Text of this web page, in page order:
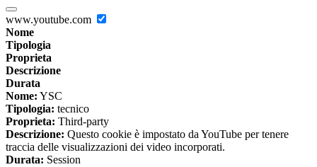
www.youtube.com
Nome
Tipologia
Proprieta
Descrizione
Durata
Nome: YSC
Tipologia: tecnico
Proprieta: Third-party
Descrizione: Questo cookie è impostato da YouTube per tenere
traccia delle visualizzazioni dei video incorporati.
Durata: Session